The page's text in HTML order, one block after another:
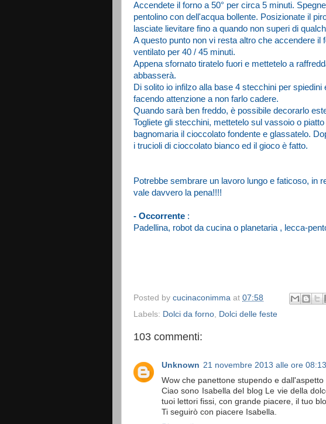
Accendete il forno a 50° per circa 5 minuti.
pentolino con dell'acqua bollente. Posizionate il
lasciate lievitare fino a quando non superi di
A questo punto non vi resta altro che accendere il
ventilato per 40 / 45 minuti.
Appena sfornato tiratelo fuori e mettetelo a
abbasserà.
Di solito io infilzo alla base 4 stecchini per
facendo attenzione a non farlo cadere.
Quando sarà ben freddo, è possibile decorarlo
Togliete gli stecchini, mettetelo sul vassoio o
bagnomaria il cioccolato fondente e glassatelo.
i trucioli di cioccolato bianco ed il gioco è fatto.
Potrebbe sembrare un lavoro lungo e faticoso, in
vale davvero la pena!!!!
- Occorrente :
Padellina, robot da cucina o planetaria , lecca-
Posted by cucinaconimma at 07:58
Labels: Dolci da forno Dolci delle feste
103 commenti:
Unknown 21 novembre 2013 alle ore 08:13
Wow che panettone stupendo e
Ciao sono Isabella del blog Le vie della
tuoi lettori fissi, con grande piacere, il tuo
Ti seguirò con piacere Isabella.